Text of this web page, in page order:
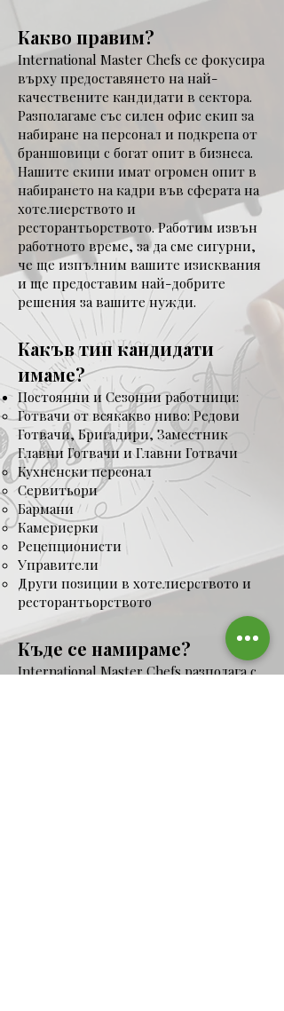
Какво правим?
International Master Chefs се фокусира
върху предоставянето на най-
качествените кандидати в сектора.
Разполагаме със силен офис екип за
набиране на персонал и подкрепа от
браншовици с богат опит в бизнеса.
Нашите екипи имат огромен опит в
набирането на кадри във сферата на
хотелиерството и
ресторантьорството. Работим извън
работното време, за да сме сигурни,
че ще изпълним вашите изисквания
и ще предоставим най-добрите
решения за вашите нужди.
Какъв тип кандидати
имаме?
Постоянни и Сезонни работници:
Готвачи от всякакво ниво: Редови
Готвачи, Бригадири, Заместник
Главни Готвачи и Главни Готвачи
Кухненски персонал
Сервитьори
Бармани
Камериерки
Рецепционисти
Управители
Други позиции в хотелиерството и
ресторантьорството
Къде се намираме?
International Master Chefs разполага с